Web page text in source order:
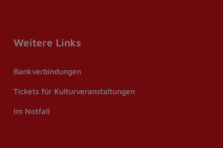
Weitere Links
Bankverbindungen
Tickets für Kulturveranstaltungen
Im Notfall